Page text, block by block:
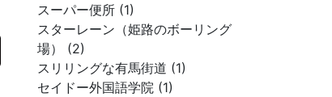
スーパー便所 (1)
スターレーン（姫路のボーリング
場） (2)
スリリングな有馬街道 (1)
セイドー外国語学院 (1)